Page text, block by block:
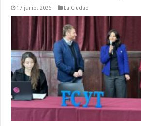
17 junio, 2026 La Ciudad